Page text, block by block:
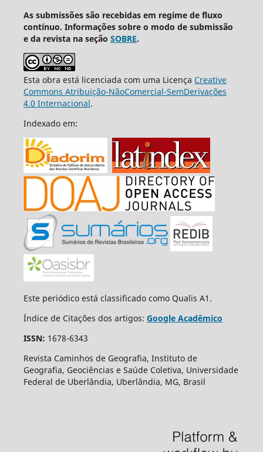
As submissões são recebidas em regime de fluxo
contínuo. Informações sobre o modo de submissão
e da revista na seção SOBRE.
Esta obra está licenciada com uma Licença Creative
Commons Atribuição-NãoComercial-SemDerivações
4.0 Internacional.
Indexado em:
Este periódico está classificado como Qualis A1.
Índice de Citações dos artigos: Google Acadêmico
ISSN: 1678-6343
Revista Caminhos de Geografia, Instituto de
Geografia, Geociências e Saúde Coletiva, Universidade
Federal de Uberlândia, Uberlândia, MG, Brasil